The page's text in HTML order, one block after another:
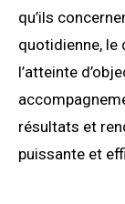
qu’ils
quotidienne, le
l’atteinte
résultats et
puissante et